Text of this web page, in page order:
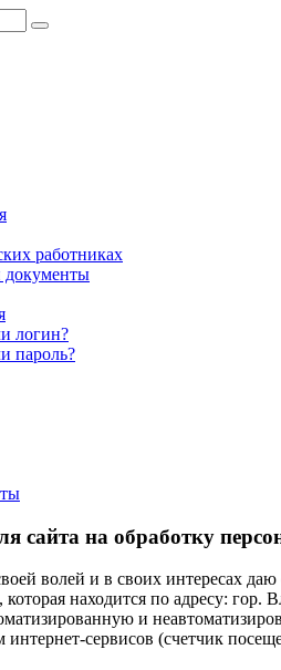
работниках
логин?
пароль?
сайта на обработку
волей и в своих интересах
находится по адресу: гор.
и
интернет-сервисов (счетчик